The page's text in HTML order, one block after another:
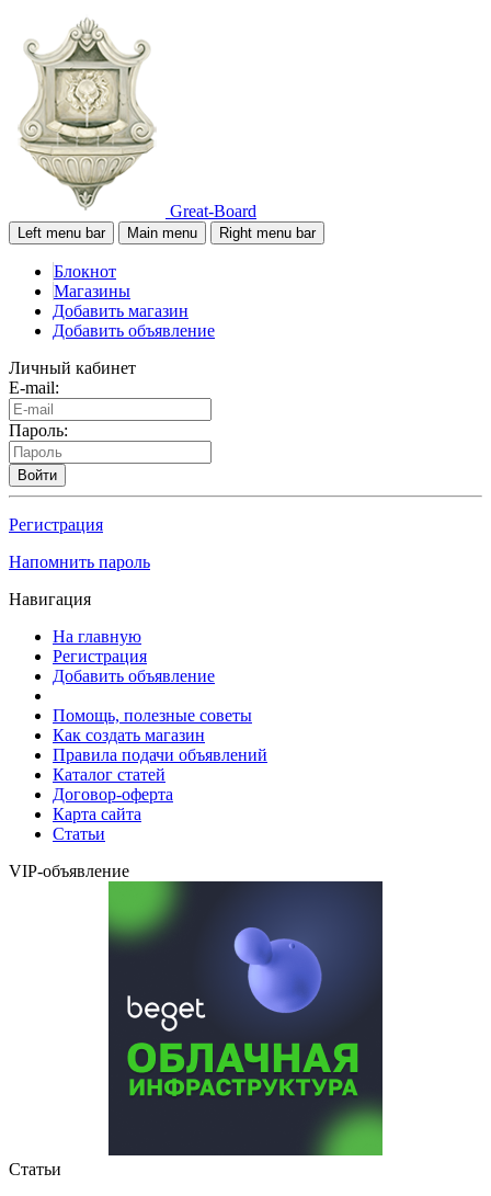
Great-Board
Left menu bar Main menu Right menu bar
Блокнот
Магазины
Добавить магазин
Добавить объявление
Личный кабинет
E-mail:
Пароль:
Войти
Регистрация
Напомнить пароль
Навигация
На главную
Регистрация
Добавить объявление
Помощь, полезные советы
Как создать магазин
Правила подачи объявлений
Каталог статей
Договор-оферта
Карта сайта
Статьи
VIP-объявление
Статьи